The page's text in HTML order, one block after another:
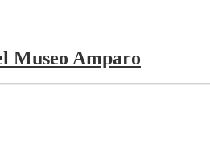
Museo Amparo